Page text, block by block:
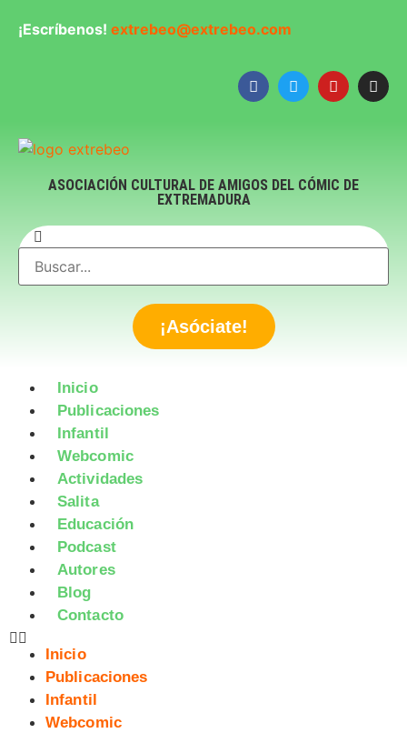
¡Escríbenos! extrebeo@extrebeo.com
ASOCIACIÓN CULTURAL DE AMIGOS DEL CÓMIC DE
EXTREMADURA
¡Asóciate!
Inicio
Publicaciones
Infantil
Webcomic
Actividades
Salita
Educación
Podcast
Autores
Blog
Contacto
Inicio
Publicaciones
Infantil
Webcomic